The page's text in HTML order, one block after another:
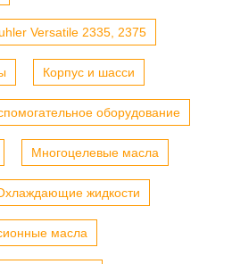
Versatile 2335, 2375
Корпус и шасси
оборудование
Многоцелевые масла
жидкости
масла